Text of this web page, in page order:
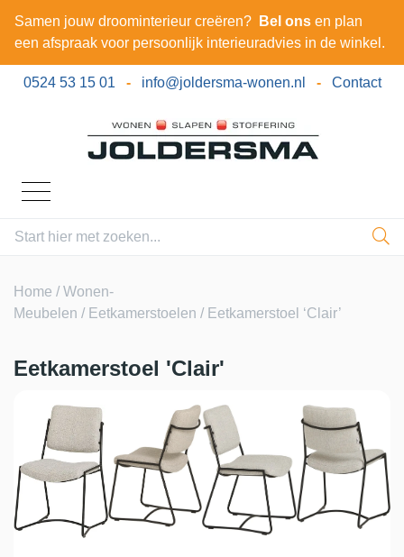
Samen jouw droominterieur creëren? Bel ons en plan
een afspraak voor persoonlijk interieuradvies in de winkel.
0524 53 15 01 - info@joldersma-wonen.nl - Contact
Home /Wonen-
Meubelen / Eetkamerstoelen / Eetkamerstoel ‘Clair’
Eetkamerstoel 'Clair'